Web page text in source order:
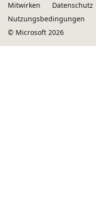
Mitwirken
Datenschutz
Nutzungsbedingungen
© Microsoft 2026